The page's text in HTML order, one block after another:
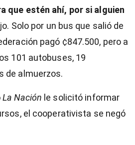
que estén ahí, por si alguien
Solo por un bus que salió de
pagó ¢847.500, pero a
101 autobuses, 19
de almuerzos.
La Nación le solicitó informar
el cooperativista se negó